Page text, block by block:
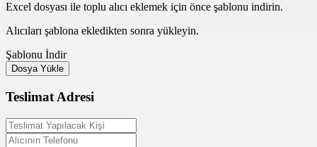
Excel dosyası ile toplu alıcı eklemek için önce şablonu indirin.
Alıcıları şablona ekledikten sonra yükleyin.
Şablonu İndir
Dosya Yükle
Teslimat Adresi